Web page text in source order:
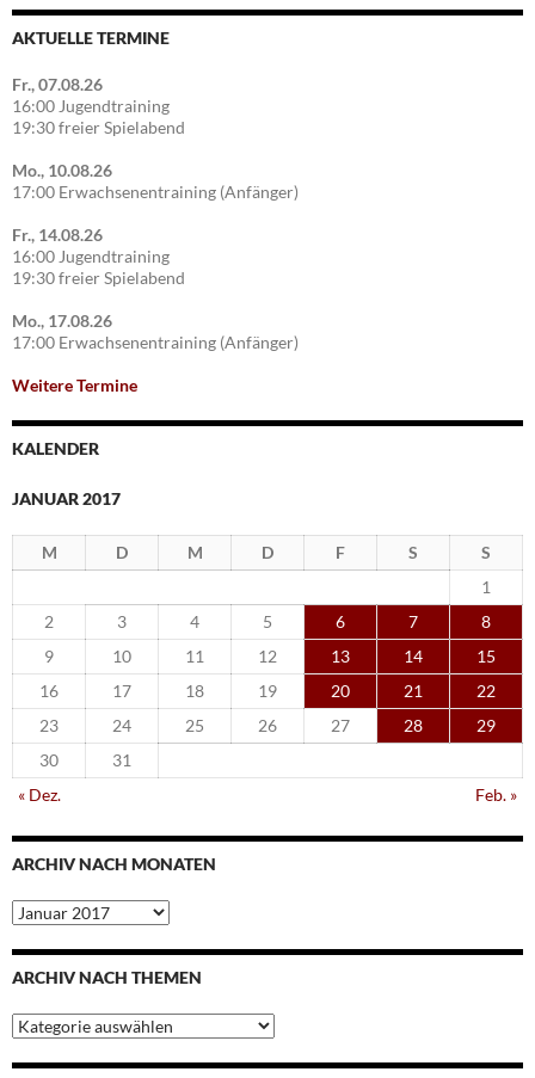
AKTUELLE TERMINE
Fr., 07.08.26
16:00 Jugendtraining
19:30 freier Spielabend
Mo., 10.08.26
17:00 Erwachsenentraining (Anfänger)
Fr., 14.08.26
16:00 Jugendtraining
19:30 freier Spielabend
Mo., 17.08.26
17:00 Erwachsenentraining (Anfänger)
Weitere Termine
KALENDER
JANUAR 2017
M D M D F S
S
1
2
3 4 5 6 7
8
9
10 11 12 13 14
15
16
17 18 19 20 21
22
23
24 25 26 27 28
29
30
31
« Dez.
Feb. »
ARCHIV NACH MONATEN
Archiv
nach
Monaten
ARCHIV NACH THEMEN
Archiv
nach
Themen